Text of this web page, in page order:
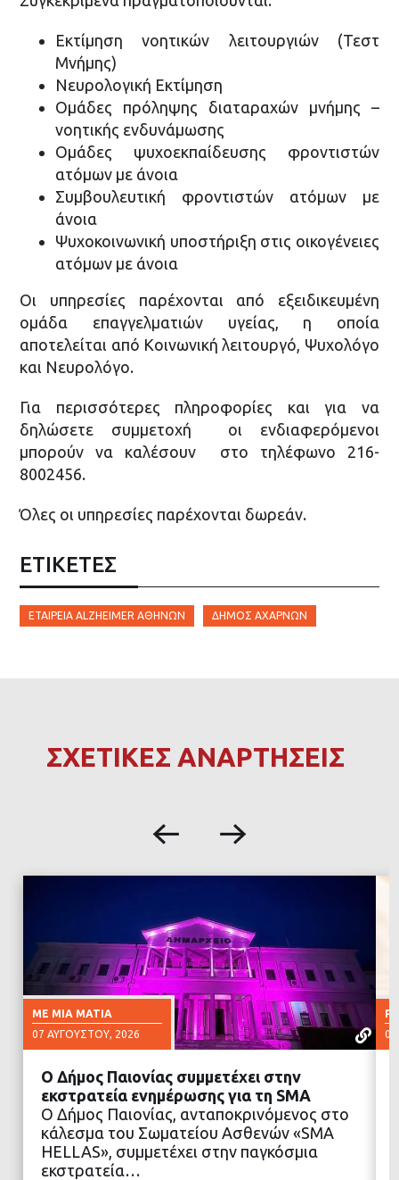
Εκτίμηση νοητικών λειτουργιών (Τεστ
Μνήμης)
Νευρολογική Εκτίμηση
Ομάδες πρόληψης διαταραχών μνήμης –
νοητικής ενδυνάμωσης
Ομάδες ψυχοεκπαίδευσης φροντιστών
ατόμων με άνοια
Συμβουλευτική φροντιστών ατόμων με
άνοια
Ψυχοκοινωνική υποστήριξη στις οικογένειες
ατόμων με άνοια
Οι υπηρεσίες παρέχονται από εξειδικευμένη
ομάδα επαγγελματιών υγείας, η οποία
αποτελείται από Κοινωνική λειτουργό, Ψυχολόγο
και Νευρολόγο.
Για περισσότερες πληροφορίες και για να
δηλώσετε συμμετοχή οι ενδιαφερόμενοι
μπορούν να καλέσουν στο τηλέφωνο 216-
8002456.
Όλες οι υπηρεσίες παρέχονται δωρεάν.
ΕΤΙΚΈΤΕΣ
EΤΑΙΡΕΊΑ ALZHEIMER ΑΘΗΝΏΝ ΔΉΜΟΣ ΑΧΑΡΝΏΝ
ΣΧΕΤΙΚΕΣ ΑΝΑΡΤΗΣΕΙΣ
ΜΕ ΜΙΑ ΜΑΤΙΆ
07 ΑΥΓΟΎΣΤΟΥ, 2026
ΔΙΑΒΑΣΤΕ ΠΕΡΙΣΣΟΤΕΡΑ
Ο Δήμος Παιονίας συμμετέχει στην
εκστρατεία ενημέρωσης για τη SMA
Ο Δήμος Παιονίας, ανταποκρινόμενος στο
κάλεσμα του Σωματείου Ασθενών «SMA
HELLAS», συμμετέχει στην παγκόσμια
εκστρατεία…